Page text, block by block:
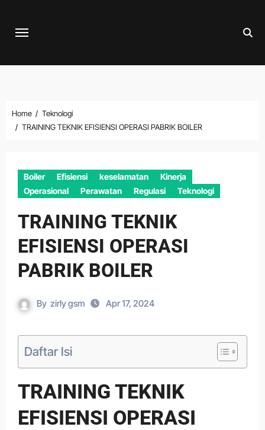
Home
Teknologi
TRAINING TEKNIK EFISIENSI OPERASI PABRIK BOILER
Boiler Efisiensi keselamatan
Kinerja
Operasional
Perawatan Regulasi Teknologi
TRAINING TEKNIK
EFISIENSI OPERASI
PABRIK BOILER
By zirly gsm Apr 17, 2024
Daftar Isi
TRAINING TEKNIK
EFISIENSI OPERASI